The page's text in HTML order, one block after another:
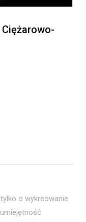
o wykreowanie